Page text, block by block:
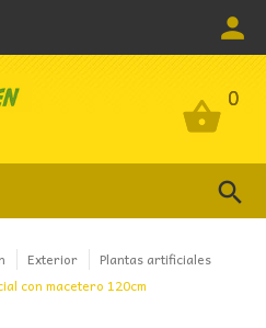
0
0
Exterior
Plantas artificiales
con macetero 120cm